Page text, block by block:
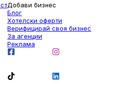
Добави бизнес
Блог
Хотелски оферти
Верифицирай своя бизнес
За агенции
Реклама